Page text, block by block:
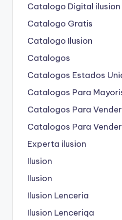
Catalogo Digital ilusion
Catalogo Gratis
Catalogo Ilusion
Catalogos
Catalogos Estados
Catalogos Para
Catalogos Para Vender
Catalogos Para Vender
Experta ilusion
Ilusion
Ilusion
Ilusion Lenceria
Ilusion Lenceriqa